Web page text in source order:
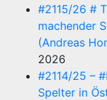
#2115/26 #
machender
(Andreas
2026
#2114/25 –
Spelter in